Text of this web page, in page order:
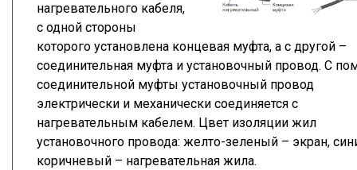
нагревательного кабеля,
с одной стороны
которого установлена концевая муфта, а с другой –
соединительная муфта и установочный провод. С
соединительной муфты установочный провод
электрически и механически соединяется с
нагревательным кабелем. Цвет изоляции жил
установочного провода: желто-зеленый – экран,
коричневый – нагревательная жила.